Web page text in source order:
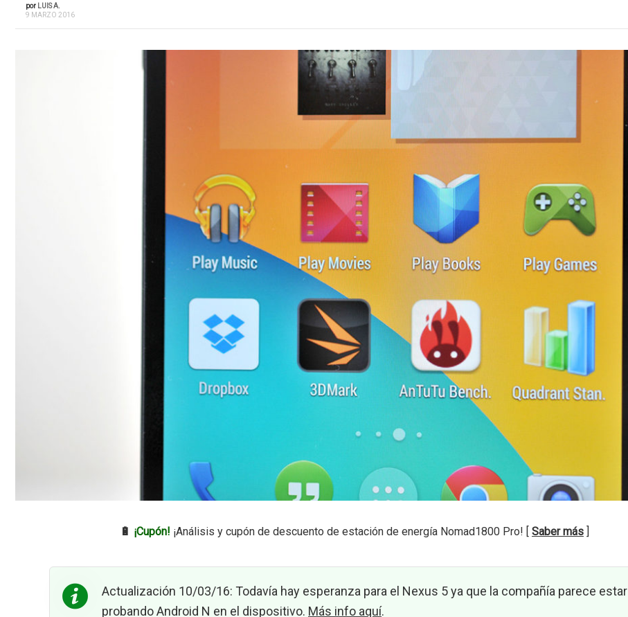
por LUIS A.
9 MARZO 2016
🔋 ¡Cupón! ¡Análisis y cupón de descuento de estación de energía Nomad1800 Pro! [ Saber más ]
Actualización 10/03/16: Todavía hay esperanza para el Nexus 5 ya que la compañía parece estar
probando Android N en el dispositivo. Más info aquí.